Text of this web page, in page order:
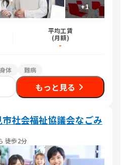
+1
平均工賃
(月額)
-
身体 難病
もっと見る
社会福祉協議会なごみ
徒歩2分